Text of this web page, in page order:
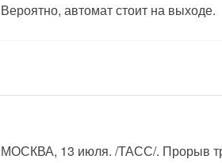
Вероятно, автомат стоит на выходе.
МОСКВА, 13 июля. /ТАСС/. Прорыв